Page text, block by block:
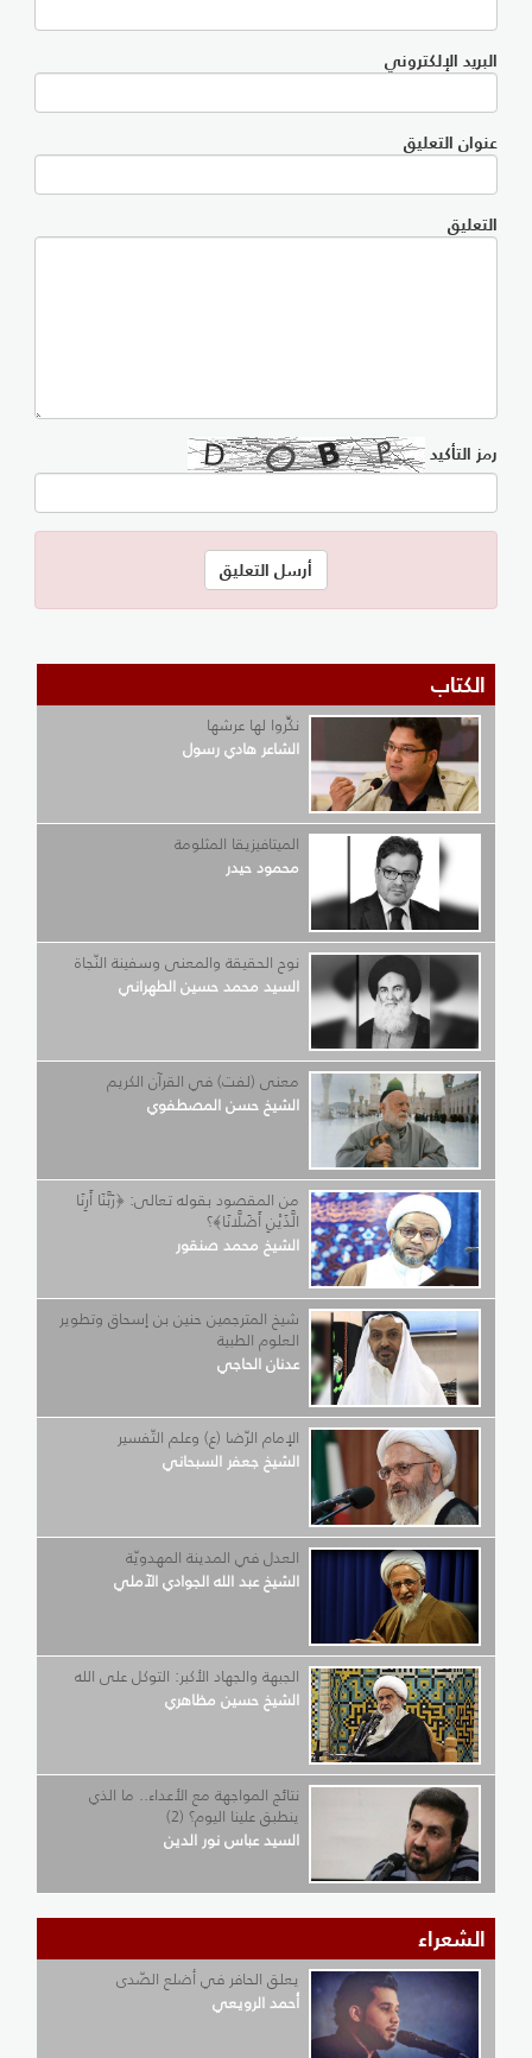
البريد الإلكتروني
عنوان التعليق
التعليق
رمز التأكيد
الكتاب
نكِّروا لها عرشها
الشاعر هادي رسول
الميتافيزيقا المثلومة
محمود حيدر
نوح الحقيقة والمعنى وسفينة النّجاة
السيد محمد حسين الطهراني
معنى (لفت) في القرآن الكريم
الشيخ حسن المصطفوي
من المقصود بقوله تعالى: ﴿رَبَّنَا أَرِنَا
الَّذَيْنِ أَضَلَّانَا﴾؟
الشيخ محمد صنقور
شيخ المترجمين حنين بن إسحاق وتطوير
العلوم الطبية
عدنان الحاجي
الإمام الرّضا (ع) وعلم التّفسير
الشيخ جعفر السبحاني
العدل في المدينة المهدويّة
الشيخ عبد الله الجوادي الآملي
الجبهة والجهاد الأكبر: التوكل على الله
الشيخ حسين مظاهري
نتائج المواجهة مع الأعداء.. ما الذي
ينطبق علينا اليوم؟ (2)
السيد عباس نور الدين
الشعراء
يعلق الحافر في أضلع الصّدى
أحمد الرويعي